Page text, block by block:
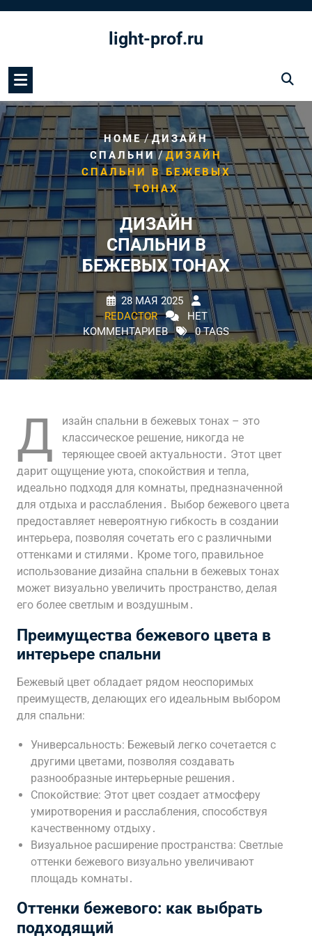
light-prof.ru
HOME/ДИЗАЙН
СПАЛЬНИ/ДИЗАЙН
СПАЛЬНИ В БЕЖЕВЫХ
ТОНАХ
ДИЗАЙН
СПАЛЬНИ В
БЕЖЕВЫХ ТОНАХ
28 МАЯ 2025
REDACTOR
НЕТ
КОММЕНТАРИЕВ
0 TAGS
Д
изайн спальни в бежевых тонах – это
классическое решение, никогда не
теряющее своей актуальности․ Этот цвет
дарит ощущение уюта, спокойствия и тепла,
идеально подходя для комнаты, предназначенной
для отдыха и расслабления․ Выбор бежевого цвета
предоставляет невероятную гибкость в создании
интерьера, позволяя сочетать его с различными
оттенками и стилями․ Кроме того, правильное
использование дизайна спальни в бежевых тонах
может визуально увеличить пространство, делая
его более светлым и воздушным․
Преимущества бежевого цвета в
интерьере спальни
Бежевый цвет обладает рядом неоспоримых
преимуществ, делающих его идеальным выбором
для спальни:
Универсальность: Бежевый легко сочетается с
другими цветами, позволяя создавать
разнообразные интерьерные решения․
Спокойствие: Этот цвет создает атмосферу
умиротворения и расслабления, способствуя
качественному отдыху․
Визуальное расширение пространства: Светлые
оттенки бежевого визуально увеличивают
площадь комнаты․
Оттенки бежевого: как выбрать
подходящий